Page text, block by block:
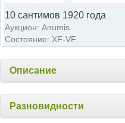
10 сантимов 1920 года
Аукцион: Anumis
Состояние: XF-VF
Описание
Разновидности